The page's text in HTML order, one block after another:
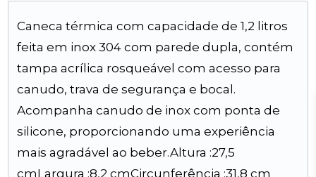
Caneca térmica com capacidade de 1,2 litros
feita em inox 304 com parede dupla, contém
tampa acrílica rosqueável com acesso para
canudo, trava de segurança e bocal.
Acompanha canudo de inox com ponta de
silicone, proporcionando uma experiência
mais agradável ao beber.Altura :27,5
cmLargura :8,2 cmCircunferência :31,8 cm